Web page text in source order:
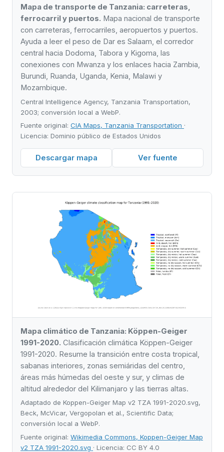
Mapa de transporte de Tanzania: carreteras,
ferrocarril y puertos. Mapa nacional de transporte
con carreteras, ferrocarriles, aeropuertos y puertos.
Ayuda a leer el peso de Dar es Salaam, el corredor
central hacia Dodoma, Tabora y Kigoma, las
conexiones con Mwanza y los enlaces hacia Zambia,
Burundi, Ruanda, Uganda, Kenia, Malawi y
Mozambique.
Central Intelligence Agency, Tanzania Transportation,
2003; conversión local a WebP.
Fuente original: CIA Maps, Tanzania Transportation ·
Licencia: Dominio público de Estados Unidos
Descargar mapa Ver fuente
Mapa climático de Tanzania: Köppen-Geiger
1991-2020. Clasificación climática Köppen-Geiger
1991-2020. Resume la transición entre costa tropical,
sabanas interiores, zonas semiáridas del centro,
áreas más húmedas del oeste y sur, y climas de
altitud alrededor del Kilimanjaro y las tierras altas.
Adaptado de Koppen-Geiger Map v2 TZA 1991-2020.svg,
Beck, McVicar, Vergopolan et al., Scientific Data;
conversión local a WebP.
Fuente original: Wikimedia Commons, Koppen-Geiger Map
v2 TZA 1991-2020.svg · Licencia: CC BY 4.0